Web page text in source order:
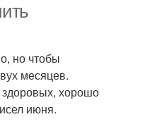
но чтобы
месяцев.
здоровых, хорошо
июня.